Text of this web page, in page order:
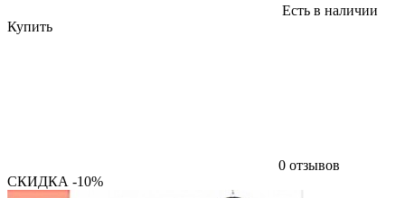
Есть в наличии
Купить
0 отзывов
СКИДКА -10%